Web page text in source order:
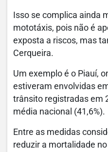
Isso se complica ainda
mototáxis, pois não é
exposta a riscos, mas
Cerqueira.
Um exemplo é o Piauí,
estiveram envolvidas
trânsito registradas em
média nacional (41,6%).
Entre as medidas
reduzir a mortalidade